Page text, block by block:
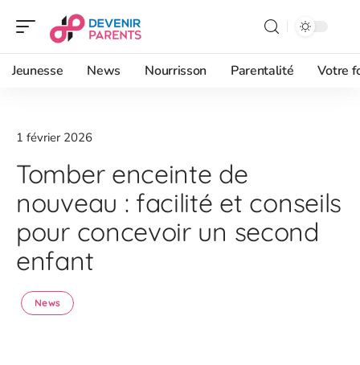
Jeunesse News Nourrisson Parentalité Votre
1 février 2026
Tomber enceinte de
nouveau : facilité et conseils
pour concevoir un second
enfant
News